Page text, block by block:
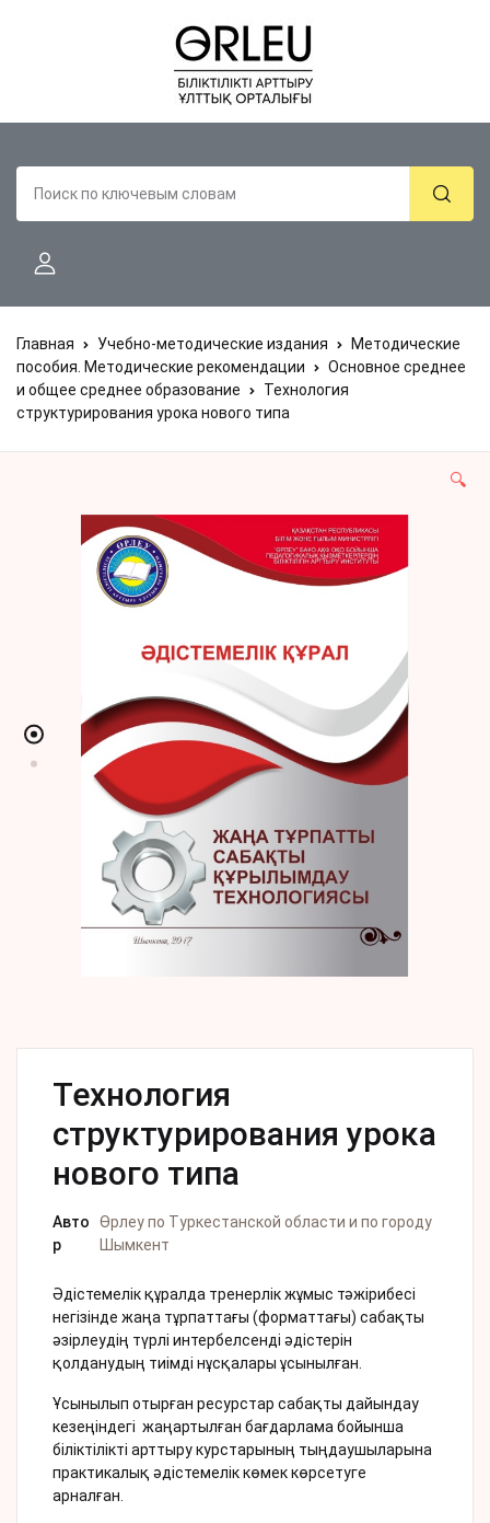
Главная Учебно-методические издания
Методические
пособия. Методические рекомендации
Основное среднее
и общее среднее образование
Технология
структурирования урока нового типа
🔍
Технология
структурирования урока
нового типа
Авто
р
Өрлеу по Туркестанской области и по городу
Шымкент
Әдістемелік құралда тренерлік жұмыс тәжірибесі
негізінде жаңа тұрпаттағы (форматтағы) сабақты
әзірлеудің түрлі интербелсенді әдістерін
қолданудың тиімді нұсқалары ұсынылған.
Ұсынылып отырған ресурстар сабақты дайындау
кезеңіндегі жаңартылған бағдарлама бойынша
біліктілікті арттыру курстарының тыңдаушыларына
практикалық әдістемелік көмек көрсетуге
арналған.